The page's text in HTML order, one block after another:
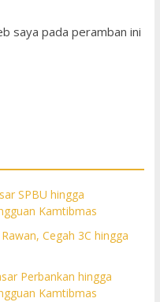
saya pada peramban ini
SPBU hingga
Kamtibmas
Cegah 3C hingga
Perbankan hingga
Kamtibmas